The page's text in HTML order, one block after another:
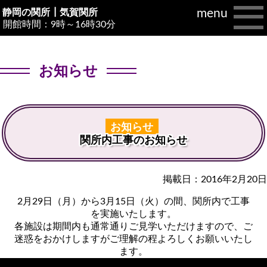
静岡の関所┃気賀関所
開館時間：9時～16時30分
menu
お知らせ
お知らせ
関所内工事のお知らせ
掲載日：2016年2月20日
2月29日（月）から3月15日（火）の間、関所内で工事
を実施いたします。
各施設は期間内も通常通りご見学いただけますので、ご
迷惑をおかけしますがご理解の程よろしくお願いいたし
ます。